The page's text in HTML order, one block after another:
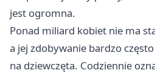
jest ogromna.
Ponad miliard kobiet nie ma
a jej zdobywanie bardzo
na dziewczęta. Codziennie